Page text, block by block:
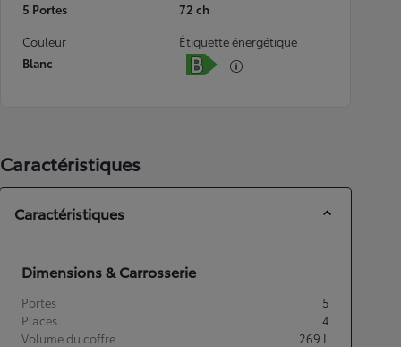
5 Portes
72 ch
Couleur
Blanc
Étiquette énergétique
Caractéristiques
Caractéristiques
Dimensions & Carrosserie
Portes
5
Places
4
Volume du coffre
269 L